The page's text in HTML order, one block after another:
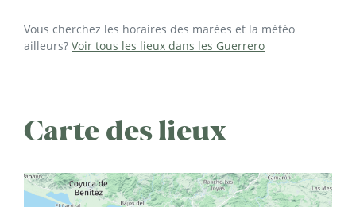
Vous cherchez les horaires des marées et la météo
ailleurs? Voir tous les lieux dans les Guerrero
Carte des lieux